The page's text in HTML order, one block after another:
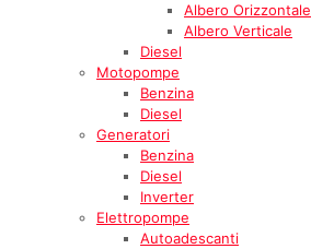
Albero Orizzontale
Albero Verticale
Diesel
Motopompe
Benzina
Diesel
Generatori
Benzina
Diesel
Inverter
Elettropompe
Autoadescanti